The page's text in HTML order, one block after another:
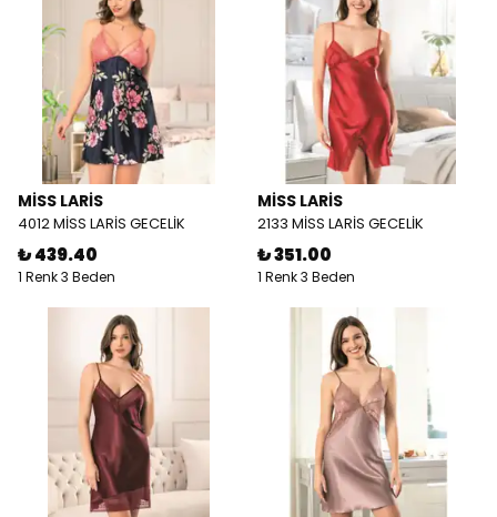
MİSS LARİS
4012 MİSS LARİS GECELİK
₺ 439.40
1 Renk 3 Beden
MİSS LARİS
2133 MİSS LARİS GECELİK
₺ 351.00
1 Renk 3 Beden